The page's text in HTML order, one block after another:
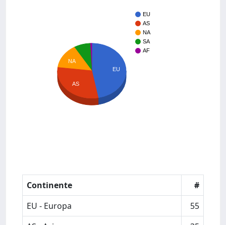
EU
AS
NA
SA
AF
EU
NA
AS
Continente
#
EU - Europa
55